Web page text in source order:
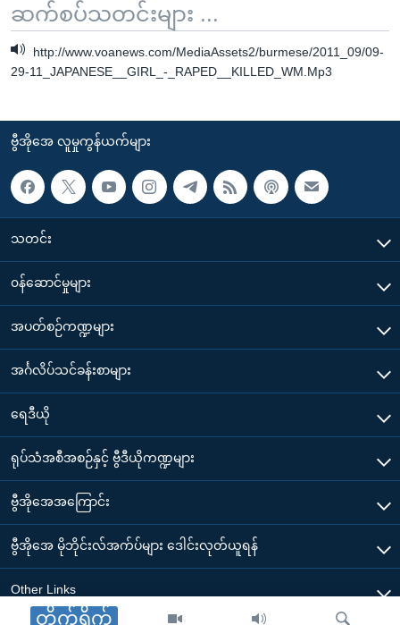
တိုက်ရိုက်
ဆက်စပ်သတင်းများ ...
http://www.voanews.com/MediaAssets2/burmese/2011_09/09-
29-11_JAPANESE__GIRL_-_RAPED__KILLED_WM.Mp3
ဗွီအိုအေ လူမှုကွန်ယက်များ
သတင်း
၀န်ဆောင်မှုများ
အပတ်စဉ်ကဏ္ဍများ
အင်္ဂလိပ်သင်ခန်းစာများ
ရေဒီယို
ရုပ်သံအစီအစဉ်နှင့် ဗွီဒီယိုကဏ္ဍများ
ဗွီအိုအေအကြောင်း
ဗွီအိုအေ မိုဘိုင်းလ်အက်ပ်များ ဒေါင်းလုတ်ယူရန်
Other Links